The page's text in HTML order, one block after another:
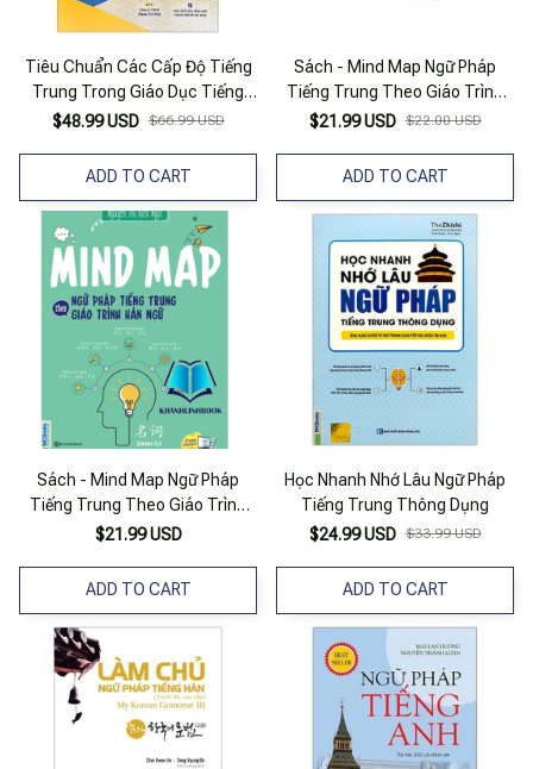
Tiêu Chuẩn Các Cấp Độ Tiếng
Trung Trong Giáo Dục Tiếng
Trung Quốc Tế - Giáo Trình Ngữ
$48.99 USD $66.99 USD
ADD TO CART
Sách - Mind Map Ngữ Pháp
Tiếng Trung Theo Giáo Trình
Hán Ngữ - Mcbooks
$21.99 USD $22.00 USD
ADD TO CART
Sách - Mind Map Ngữ Pháp
Tiếng Trung Theo Giáo Trình
Hán Ngữ (Mc)
$21.99 USD
ADD TO CART
Học Nhanh Nhớ Lâu Ngữ Pháp
Tiếng Trung Thông Dụng
$24.99 USD $33.99 USD
ADD TO CART